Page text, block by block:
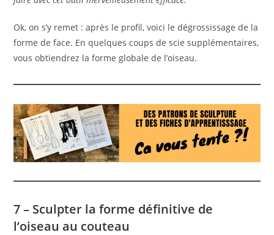
Ok, on s’y remet : après le profil, voici le dégrossissage de la
forme de face. En quelques coups de scie supplémentaires,
vous obtiendrez la forme globale de l’oiseau.
7 – Sculpter la forme définitive de
l’oiseau au couteau